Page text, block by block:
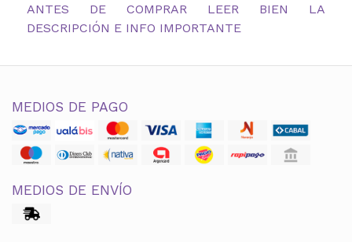
ANTES DE COMPRAR LEER BIEN LA
DESCRIPCIÓN E INFO IMPORTANTE
MEDIOS DE PAGO
MEDIOS DE ENVÍO